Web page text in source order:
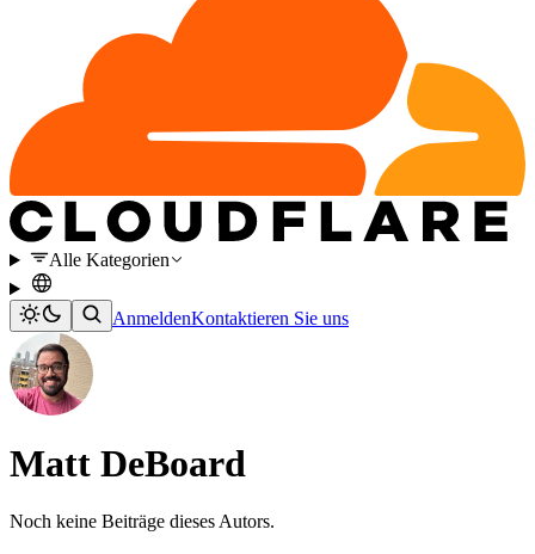
Alle Kategorien
AnmeldenKontaktieren Sie uns
Matt DeBoard
Noch keine Beiträge dieses Autors.